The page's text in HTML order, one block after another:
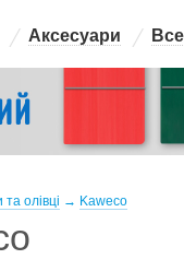
Аксесуари
та олівці → Kaweco